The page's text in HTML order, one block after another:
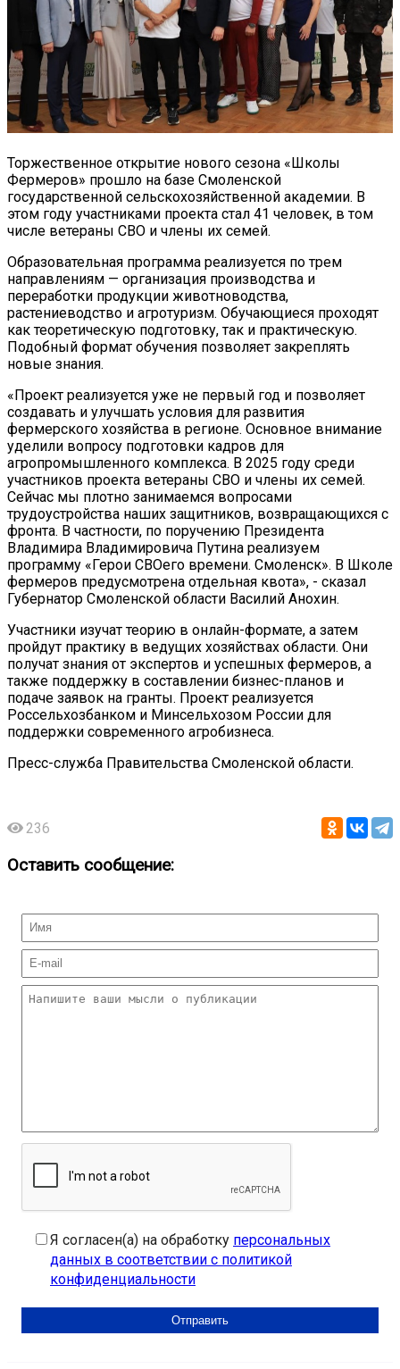
Торжественное открытие нового сезона «Школы
Фермеров» прошло на базе Смоленской
государственной сельскохозяйственной академии. В
этом году участниками проекта стал 41 человек, в том
числе ветераны СВО и члены их семей.
Образовательная программа реализуется по трем
направлениям — организация производства и
переработки продукции животноводства,
растениеводство и агротуризм. Обучающиеся проходят
как теоретическую подготовку, так и практическую.
Подобный формат обучения позволяет закреплять
новые знания.
«Проект реализуется уже не первый год и позволяет
создавать и улучшать условия для развития
фермерского хозяйства в регионе. Основное внимание
уделили вопросу подготовки кадров для
агропромышленного комплекса. В 2025 году среди
участников проекта ветераны СВО и члены их семей.
Сейчас мы плотно занимаемся вопросами
трудоустройства наших защитников, возвращающихся с
фронта. В частности, по поручению Президента
Владимира Владимировича Путина реализуем
программу «Герои СВОего времени. Смоленск». В Школе
фермеров предусмотрена отдельная квота», - сказал
Губернатор Смоленской области Василий Анохин.
Участники изучат теорию в онлайн-формате, а затем
пройдут практику в ведущих хозяйствах области. Они
получат знания от экспертов и успешных фермеров, а
также поддержку в составлении бизнес-планов и
подаче заявок на гранты. Проект реализуется
Россельхозбанком и Минсельхозом России для
поддержки современного агробизнеса.
Пресс-служба Правительства Смоленской области.
236
Оставить сообщение:
Я согласен(а) на обработку персональных
данных в соответствии с политикой
конфиденциальности